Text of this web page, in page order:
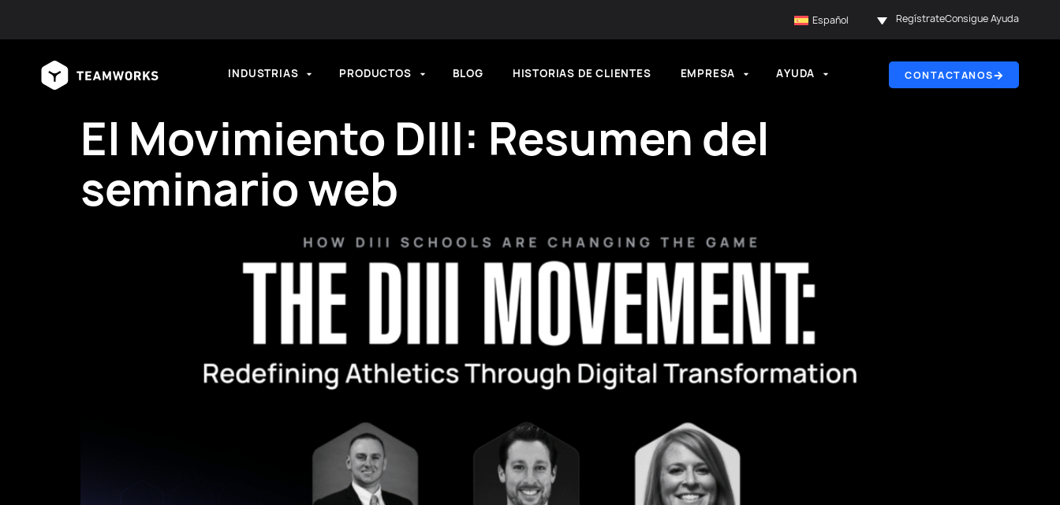
Español RegístrateConsigue Ayuda
INDUSTRIAS PRODUCTOS BLOG HISTORIAS DE CLIENTES EMPRESA AYUDA CONTACTANOS
El Movimiento DIII: Resumen del
seminario web